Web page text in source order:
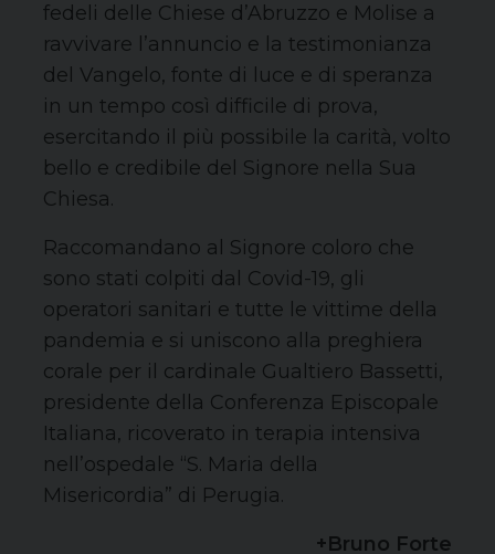
fedeli delle Chiese d’Abruzzo e Molise a
ravvivare l’annuncio e la testimonianza
del Vangelo, fonte di luce e di speranza
in un tempo così difficile di prova,
esercitando il più possibile la carità, volto
bello e credibile del Signore nella Sua
Chiesa.
Raccomandano al Signore coloro che
sono stati colpiti dal Covid-19, gli
operatori sanitari e tutte le vittime della
pandemia e si uniscono alla preghiera
corale per il cardinale Gualtiero Bassetti,
presidente della Conferenza Episcopale
Italiana, ricoverato in terapia intensiva
nell’ospedale “S. Maria della
Misericordia” di Perugia.
+Bruno Forte